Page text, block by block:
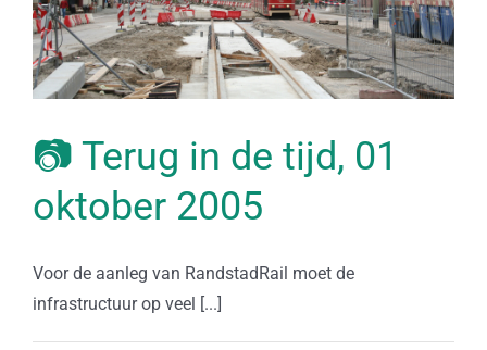
📷 Terug in de tijd, 01
oktober 2005
Voor de aanleg van RandstadRail moet de
infrastructuur op veel [...]